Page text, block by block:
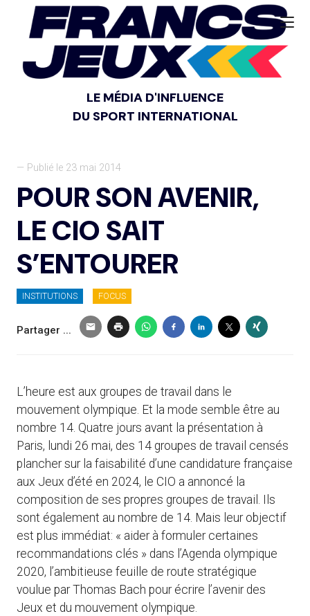
LE MÉDIA D'INFLUENCE
DU SPORT INTERNATIONAL
— Publié le 23 mai 2014
POUR SON AVENIR,
LE CIO SAIT
S’ENTOURER
INSTITUTIONS FOCUS
Partager ...
L’heure est aux groupes de travail dans le
mouvement olympique. Et la mode semble être au
nombre 14. Quatre jours avant la présentation à
Paris, lundi 26 mai, des 14 groupes de travail censés
plancher sur la faisabilité d’une candidature française
aux Jeux d’été en 2024, le CIO a annoncé la
composition de ses propres groupes de travail. Ils
sont également au nombre de 14. Mais leur objectif
est plus immédiat: « aider à formuler certaines
recommandations clés » dans l’Agenda olympique
2020, l’ambitieuse feuille de route stratégique
voulue par Thomas Bach pour écrire l’avenir des
Jeux et du mouvement olympique.